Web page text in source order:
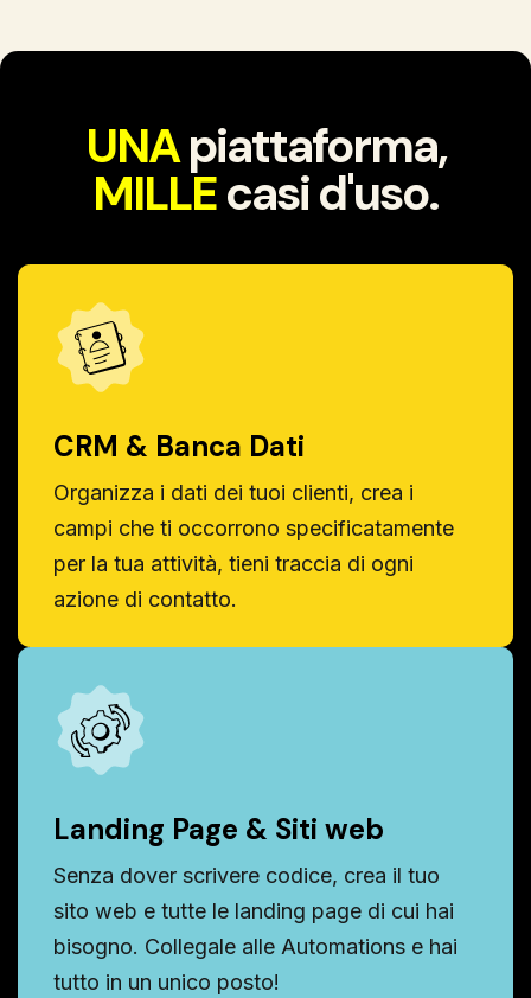
UNApiattaforma,
MILLEcasi d'uso.
CRM & Banca Dati
Organizza i dati dei tuoi clienti, crea i
campi che ti occorrono specificatamente
per la tua attività, tieni traccia di ogni
azione di contatto.
Landing Page & Siti web
Senza dover scrivere codice, crea il tuo
sito web e tutte le landing page di cui hai
bisogno. Collegale alle Automations e hai
tutto in un unico posto!